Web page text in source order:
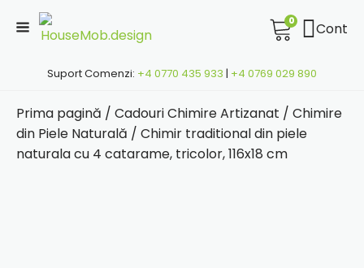
0 Cont
Suport Comenzi: +4 0770 435 933 | +4 0769 029 890
Prima pagină / Cadouri Chimire Artizanat / Chimire
din Piele Naturală / Chimir traditional din piele
naturala cu 4 catarame, tricolor, 116x18 cm